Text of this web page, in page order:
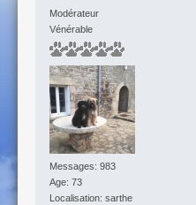
Modérateur
Vénérable
Messages: 983
Age: 73
Localisation: sarthe